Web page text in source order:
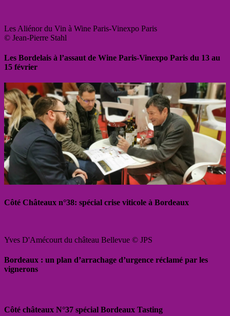
Les Aliénor du Vin à Wine Paris-Vinexpo Paris
© Jean-Pierre Stahl
Les Bordelais à l’assaut de Wine Paris-Vinexpo Paris du 13 au
15 février
Côté Châteaux n°38: spécial crise viticole à Bordeaux
Yves D'Amécourt du château Bellevue © JPS
Bordeaux : un plan d’arrachage d’urgence réclamé par les
vignerons
Côté châteaux N°37 spécial Bordeaux Tasting